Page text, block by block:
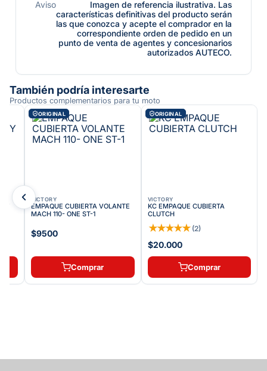
Aviso
Imagen de referencia ilustrativa. Las
características definitivas del producto serán
las que conozca y acepte el comprador en la
correspondiente orden de pedido en un
punto de venta de agentes y concesionarios
autorizados AUTECO.
También podría interesarte
Productos complementarios para tu moto
ORIGINAL
VICTORY
EMPAQUE CUBIERTA VOLANTE
MACH 110- ONE ST-1
$9500
Comprar
ORIGINAL
VICTORY
KC EMPAQUE CUBIERTA
CLUTCH
★★★★★ (2)
$20.000
Comprar